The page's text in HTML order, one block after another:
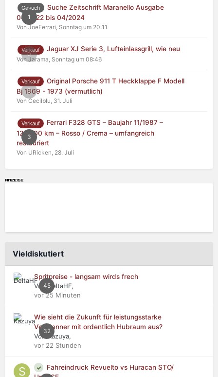
1
Gesuch
Suche Zeitschrift Maranello Ausgabe
04/2022 bis 04/2024
Von JoeFerrari, Sonntag um 20:11
0
Verkauf Jaguar XJ Serie 3, Lufteinlassgrill, wie neu
Von Jarama, Sonntag um 08:46
0
Verkauf
Original Porsche 911 T Heckklappe F Modell
Bj 1969 - 1973 (vermutlich)
Von Cecilblu, 31. Juli
3
Verkauf
Ferrari F328 GTS – Baujahr 11/1987 –
125.000 km – Rosso / Crema – umfangreich
restauriert
Von URicken, 28. Juli
Vieldiskutiert
45
Spritpreise - langsam wirds frech
Von DeltaHF,
vor 25 Minuten
32
Wie sieht die Zukunft für leistungsstarke
Verbrenner mit ordentlich Hubraum aus?
Von Kazuya,
vor 22 Stunden
Fahreindruck Revuelto vs Huracan STO/